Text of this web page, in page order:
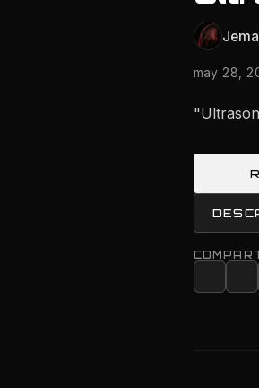
Jema
may 28,